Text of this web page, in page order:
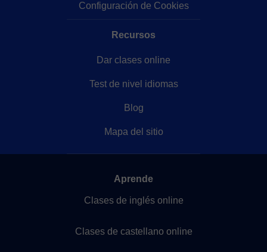
Configuración de Cookies
Recursos
Dar clases online
Test de nivel idiomas
Blog
Mapa del sitio
Aprende
Clases de inglés online
Clases de castellano online